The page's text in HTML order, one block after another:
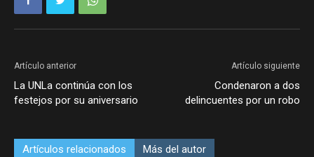
Artículo anterior
La UNLa continúa con los
festejos por su aniversario
Artículo siguiente
Condenaron a dos
delincuentes por un robo
Artículos relacionados Más del autor